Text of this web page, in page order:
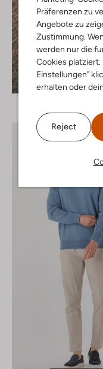
Präferenzen zu
Angebote zu
Zustimmung.
werden nur die
Cookies platziert.
Einstellungen"
erhalten oder
Reject
Entdecke